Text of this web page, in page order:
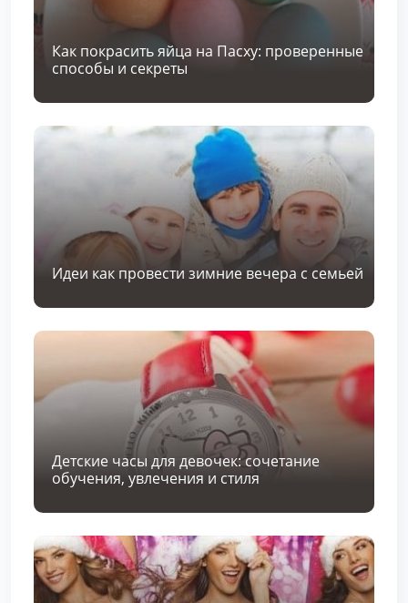
Как покрасить яйца на Пасху: проверенные
способы и секреты
Идеи как провести зимние вечера с семьей
Детские часы для девочек: сочетание
обучения, увлечения и стиля